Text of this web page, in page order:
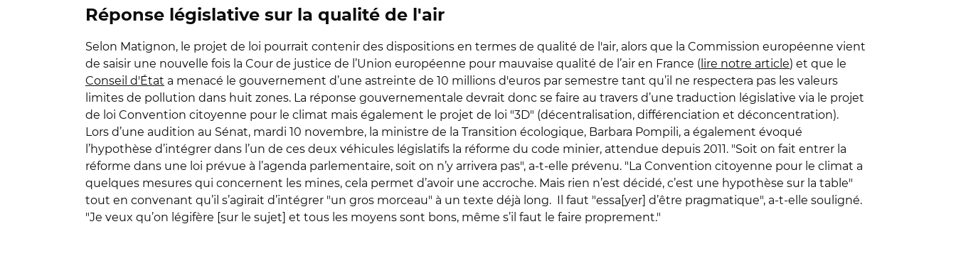
Réponse législative sur la qualité de l'air
Selon Matignon, le projet de loi pourrait contenir des dispositions en termes de qualité de l'air, alors que la Commission européenne vient
de saisir une nouvelle fois la Cour de justice de l’Union européenne pour mauvaise qualité de l’air en France ( lire notre article) et que le
Conseil d'État a menacé le gouvernement d’une astreinte de 10 millions d'euros par semestre tant qu’il ne respectera pas les valeurs
limites de pollution dans huit zones. La réponse gouvernementale devrait donc se faire au travers d’une traduction législative via le projet
de loi Convention citoyenne pour le climat mais également le projet de loi "3D" (décentralisation, différenciation et déconcentration).
Lors d’une audition au Sénat, mardi 10 novembre, la ministre de la Transition écologique, Barbara Pompili, a également évoqué
l’hypothèse d’intégrer dans l’un de ces deux véhicules législatifs la réforme du code minier, attendue depuis 2011. "Soit on fait entrer la
réforme dans une loi prévue à l’agenda parlementaire, soit on n’y arrivera pas", a-t-elle prévenu. "La Convention citoyenne pour le climat a
quelques mesures qui concernent les mines, cela permet d’avoir une accroche. Mais rien n’est décidé, c’est une hypothèse sur la table"
tout en convenant qu’il s’agirait d’intégrer "un gros morceau" à un texte déjà long. Il faut "essa[yer] d’être pragmatique", a-t-elle souligné.
"Je veux qu’on légifère [sur le sujet] et tous les moyens sont bons, même s’il faut le faire proprement."